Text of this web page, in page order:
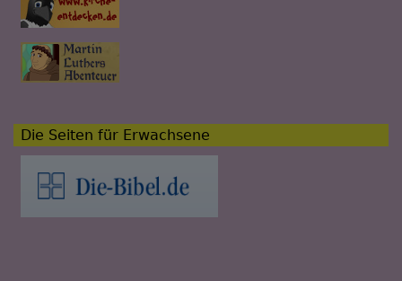
Die Seiten für Erwachsene